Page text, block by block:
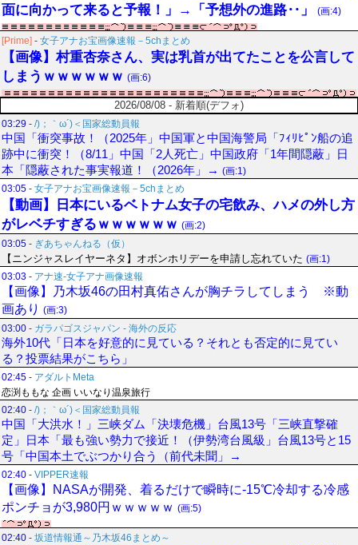
面に向かって来ると予報！」→「予想外の進路‥」
(画:4)
[Prime] - 女子アナお宝画像速報－5chまとめ
【画像】村重杏奈さん、実は乳首が出てたことを公言して
しまうｗｗｗｗｗｗ (画:6)
2026/08/08 - 新着順(デフォ)
03:29 - /)；｀ω´)＜国家総動員報
中国「衝突事故！（2025年」中国軍と中国海警局「ﾌｨﾘﾋﾟﾝ船の追
跡中に衝突！（8/11」中国「2人死亡」中国政府「1年間隠蔽」日
本「隠蔽された事実報道！（2026年」→ (画:1)
03:05 - 女子アナお宝画像速報－5chまとめ
【動画】日本にいるベトナム女子の宅飲み、ハメの外し方
がレベチすぎるｗｗｗｗｗｗ (画:2)
03:05 - ぎあちゃんねる（仮）
【ニンジャスレイヤーネタ】オボンホリデーを申請し忘れていた (画:1)
03:03 - アナ速‐女子アナ画像速報
【画像】乃木坂46の田村真佑さんが胸チラしてしまう ※動
画あり (画:3)
03:00 - ガラパゴスジャパン - 海外の反応
海外10代「日本を好意的に見ている？それとも否定的に見てい
る？投票結果がこちら」
02:45 - アダルトMeta
恋渕ももな 企画 いいなり温泉旅行
02:40 - /)；｀ω´)＜国家総動員報
中国「大洪水！」三峡ダム「決壊危機」台風13号「三峡直撃確
定」日本「最も強い勢力で接近！（伊勢湾台風級」台風13号と15
号「中国本土でぶつかり合う（前代未聞」→
02:40 - VIPPER速報
【画像】NASAが開発、着るだけで瞬時に-15℃冷却する冷感
ポンチョが3,980円ｗｗｗｗｗ (画:5)
02:40 - 坂道情報通～乃木坂46まとめ～